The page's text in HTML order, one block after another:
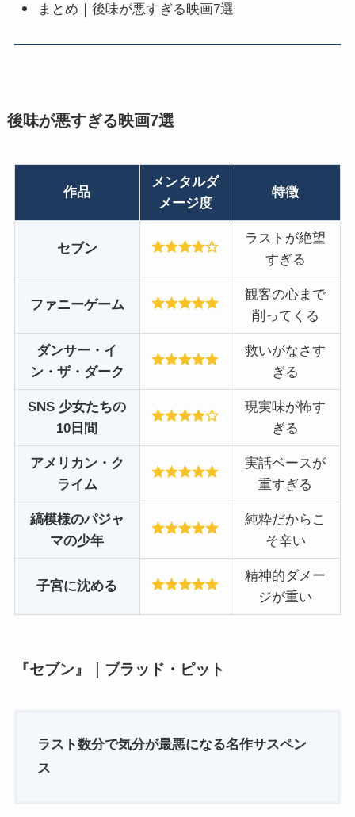
まとめ｜後味が悪すぎる映画7選
後味が悪すぎる映画7選
作品
メンタルダ
メージ度
特徴
セブン
ラストが絶望
すぎる
ファニーゲーム
観客の心まで
削ってくる
ダンサー・イ
ン・ザ・ダーク
救いがなさす
ぎる
SNS 少女たちの
10日間
現実味が怖す
ぎる
アメリカン・ク
ライム
実話ベースが
重すぎる
縞模様のパジャ
マの少年
純粋だからこ
そ辛い
子宮に沈める
精神的ダメー
ジが重い
『セブン』｜ブラッド・ピット
ラスト数分で気分が最悪になる名作サスペン
ス